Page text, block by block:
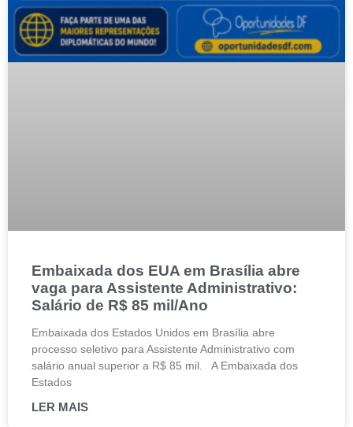
Embaixada dos EUA em Brasília abre
vaga para Assistente Administrativo:
Salário de R$ 85 mil/Ano
Embaixada dos Estados Unidos em Brasília abre
processo seletivo para Assistente Administrativo com
salário anual superior a R$ 85 mil. A Embaixada dos
Estados
LER MAIS